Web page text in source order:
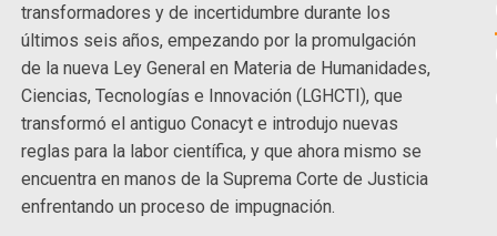
transformadores y de incertidumbre durante los
últimos seis años, empezando por la promulgación
de la nueva Ley General en Materia de Humanidades,
Ciencias, Tecnologías e Innovación (LGHCTI), que
transformó el antiguo Conacyt e introdujo nuevas
reglas para la labor científica, y que ahora mismo se
encuentra en manos de la Suprema Corte de Justicia
enfrentando un proceso de impugnación.